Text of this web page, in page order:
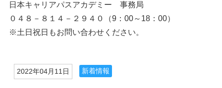
日本キャリアパスアカデミー 事務局
０４８－８１４－２９４０（9：00～18：00）
※土日祝日もお問い合わせください。
2022年04月11日 新着情報